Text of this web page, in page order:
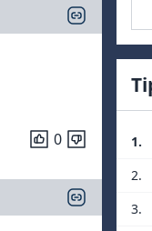
0
1.
2.
3.